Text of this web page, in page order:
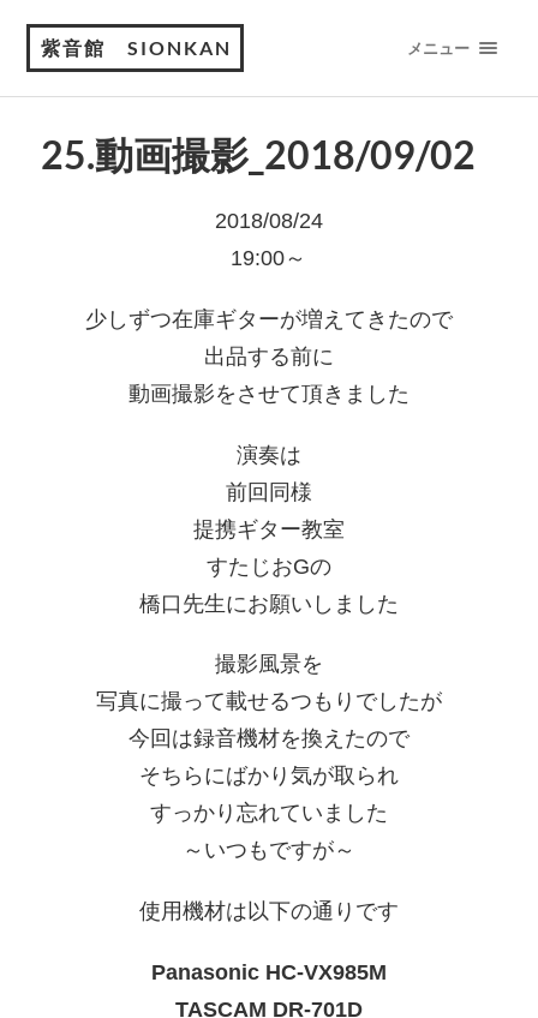
紫音館 SIONKAN メニュー
25.動画撮影_2018/09/02
2018/08/24
19:00～
少しずつ在庫ギターが増えてきたので
出品する前に
動画撮影をさせて頂きました
演奏は
前回同様
提携ギター教室
すたじおGの
橋口先生にお願いしました
撮影風景を
写真に撮って載せるつもりでしたが
今回は録音機材を換えたので
そちらにばかり気が取られ
すっかり忘れていました
～いつもですが～
使用機材は以下の通りです
Panasonic HC-VX985M
TASCAM DR-701D